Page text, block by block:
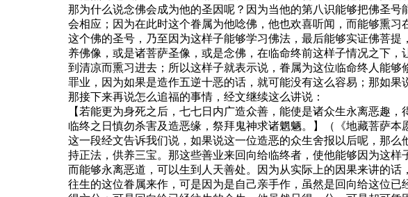
那为什么说念佛会成为他的圣因呢？因为当他的第八识能够把佛圣
会相应；因为在此时这个眷属为他唸佛，他也欢喜听闻，而能够熏
这个佛的圣号，乃至因为这样子能够学习佛法，最后能够实证佛菩
养佛像，或是诸菩萨圣像，或是念佛，在临命终前这样子情况之下
到清凉而熏习进去；所以这样子就表示说，眷属为这位临命终人能
罪业，因为如果是造作五逆十恶的话，就可能没有这么容易；那如
那接下来再说怎么追福的事情，经文继续这么讲说：
【若能更为身死之后，七七日内广造众善，能使是诸众生永离恶趣
临终之日慎勿杀害及造恶缘，祭拜鬼神求诸魍魉。】（《地藏菩萨本
这一段经文告诉我们说，如果说这一位造恶的众生舍报以后呢，那
持正法，供养三宝。那这些善业来回向给临终者，使他能够因为这
而能够永离恶道，可以生到人天善处。因为从实际上的因果来讲的
往生的这位眷属来作，可是因为是自己亲手作，虽然是回向给这位